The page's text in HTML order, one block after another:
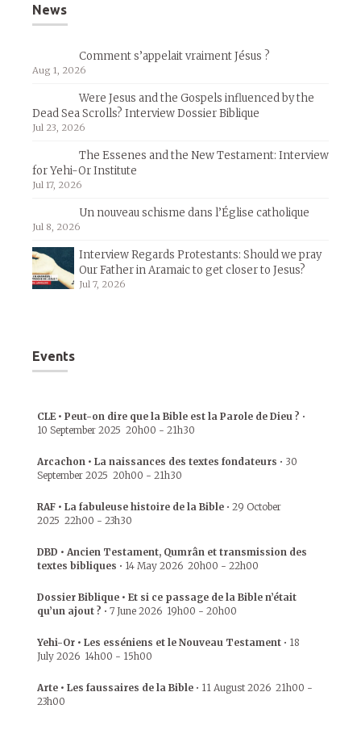
News
Comment s’appelait vraiment Jésus ?
Aug 1, 2026
Were Jesus and the Gospels influenced by the
Dead Sea Scrolls? Interview Dossier Biblique
Jul 23, 2026
The Essenes and the New Testament: Interview
for Yehi-Or Institute
Jul 17, 2026
Un nouveau schisme dans l’Église catholique
Jul 8, 2026
Interview Regards Protestants: Should we pray
Our Father in Aramaic to get closer to Jesus?
Jul 7, 2026
Events
CLE • Peut-on dire que la Bible est la Parole de Dieu ? •
10 September 2025 20h00 - 21h30
Arcachon • La naissances des textes fondateurs • 30
September 2025 20h00 - 21h30
RAF • La fabuleuse histoire de la Bible • 29 October
2025 22h00 - 23h30
DBD • Ancien Testament, Qumrân et transmission des
textes bibliques • 14 May 2026 20h00 - 22h00
Dossier Biblique • Et si ce passage de la Bible n’était
qu’un ajout ? • 7 June 2026 19h00 - 20h00
Yehi-Or • Les esséniens et le Nouveau Testament • 18
July 2026 14h00 - 15h00
Arte • Les faussaires de la Bible • 11 August 2026 21h00 -
23h00